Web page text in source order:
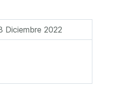
Diciembre 2022